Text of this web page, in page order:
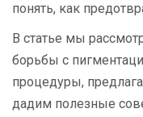
понять, как
В статье мы
борьбы с
процедуры,
дадим полезные